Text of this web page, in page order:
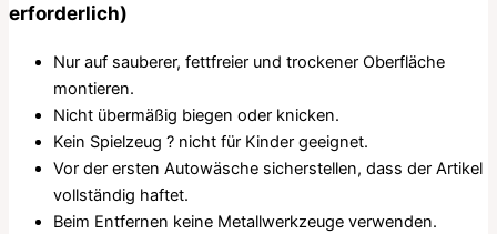
erforderlich)
Nur auf sauberer, fettfreier und trockener Oberfläche
montieren.
Nicht übermäßig biegen oder knicken.
Kein Spielzeug ? nicht für Kinder geeignet.
Vor der ersten Autowäsche sicherstellen, dass der Artikel
vollständig haftet.
Beim Entfernen keine Metallwerkzeuge verwenden.